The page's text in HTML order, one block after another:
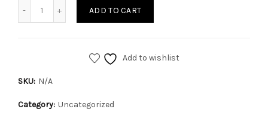
Quantity
ADD TO CART
Add to wishlist
SKU: N/A
Category: Uncategorized